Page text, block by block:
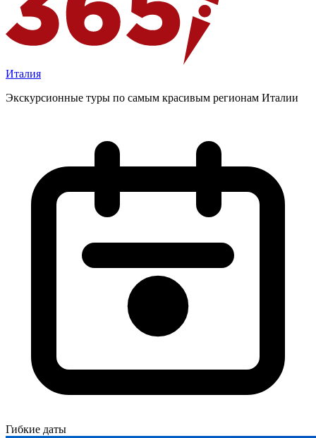
Италия
Экскурсионные туры по самым красивым регионам Италии
Гибкие даты